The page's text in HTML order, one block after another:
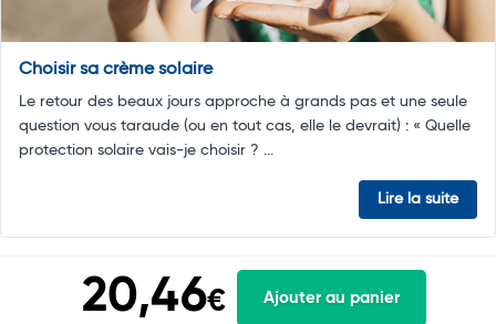
Choisir sa crème solaire
Le retour des beaux jours approche à grands pas et une seule
question vous taraude (ou en tout cas, elle le devrait) : « Quelle
protection solaire vais-je choisir ? ...
Lire la suite
20,46€ Ajouter au panier